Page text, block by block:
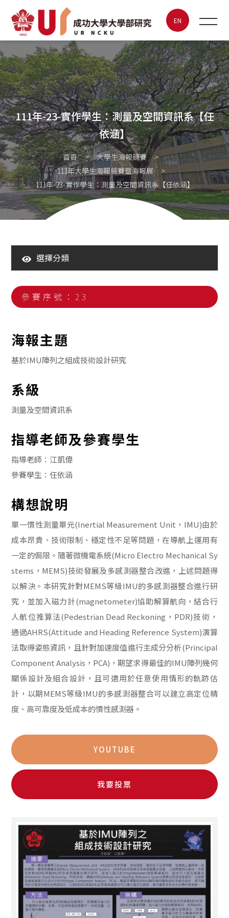
111年-23-實作學生：測量及空
間資訊系【任依涵】
最新消息
關於UR
特色實驗室
大學生海報競賽
成大創新創業
聯絡我們
EN
111年-23-實作學生：測量及空間資訊系【任
依涵】
首頁
大學生海報競賽
111年大學生海報競賽暨海報展
111年-23-實作學生：測量及空間資訊系【任依涵】
選擇分類
110年大學生海報競賽暨海報展
111年大學生海報競賽暨海報展
參賽序號：23
海報主題
基於IMU陣列之組成技術設計研究
系級
測量及空間資訊系
指導老師及參賽學生
指導老師：江凱偉
參賽學生：任依涵
構想說明
單一慣性測量單元(Inertial Measurement Unit，IMU)由於
成本昂貴、技術限制、穩定性不足等問題，在導航上運用有
一定的侷限。隨著微機電系統(Micro Electro Mechanical Sy
stems，MEMS)技術發展及多感測器整合改進，上述問題得
以解決。本研究針對MEMS等級IMU的多感測器整合進行研
究，並加入磁力計(magnetometer)協助解算航向，結合行
人航位推算法(Pedestrian Dead Reckoning，PDR)技術，
通過AHRS(Attitude and Heading Reference System)演算
法取得姿態資訊，且針對加速度值進行主成分分析(Principal
Component Analysis，PCA)，期望求得最佳的IMU陣列幾何
關係設計及組合設計，且可適用於任意使用情形的軌跡估
計，以期MEMS等級IMU的多感測器整合可以建立高定位精
度、高可靠度及低成本的慣性感測器。
YOUTUBE
我要投票